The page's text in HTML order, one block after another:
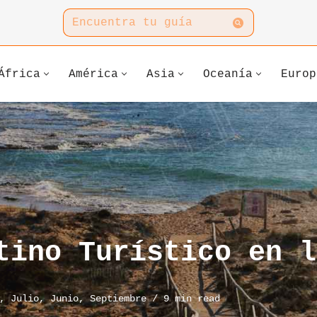
América Asia Oceanía
Turístico en
,Julio,Junio,Septiembre 9 min read